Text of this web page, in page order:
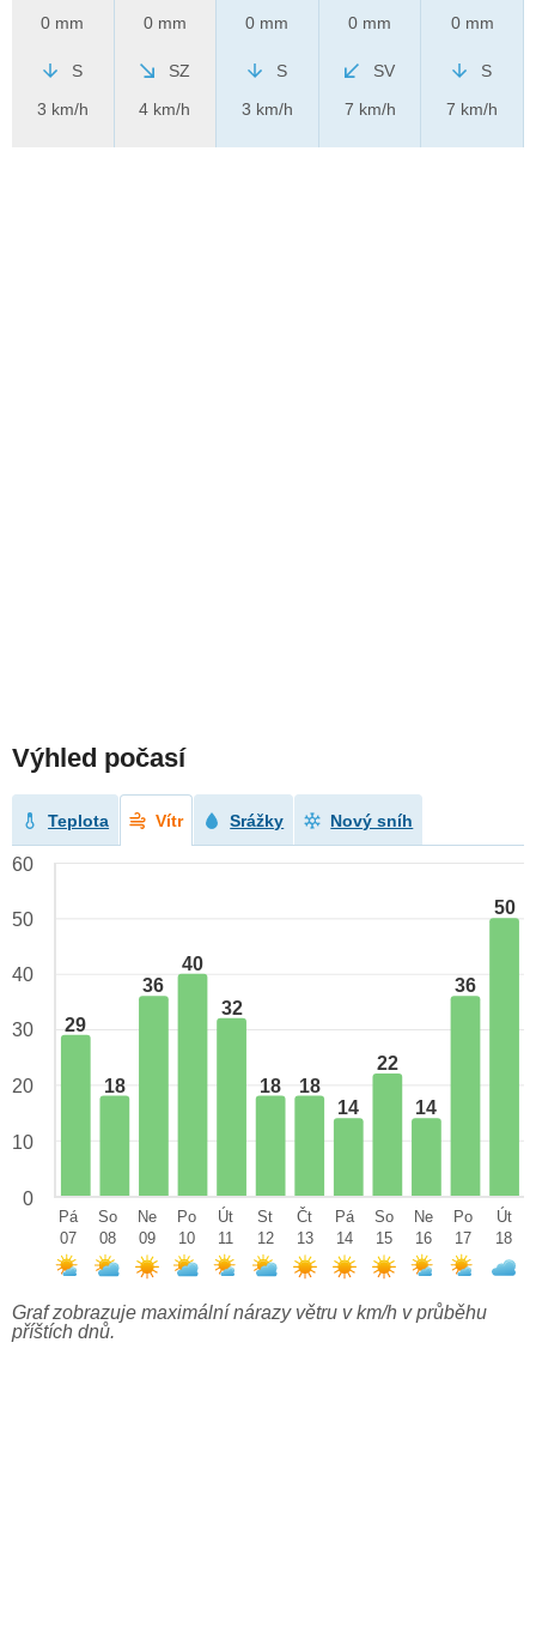
0 mm
S
3 km/h
0 mm
SZ
4 km/h
0 mm
S
3 km/h
0 mm
SV
7 km/h
0 mm
S
7 km/h
Výhled počasí
Teplota Vítr Srážky Nový sníh
29
18
36
40
32
18
18
14
22
14
36
50
60
50
40
30
20
10
0
Pá
07
So
08
Ne
09
Po
10
Út
11
St
12
Čt
13
Pá
14
So
15
Ne
16
Po
17
Út
18
Graf zobrazuje maximální nárazy větru v km/h v průběhu
příštích dnů.